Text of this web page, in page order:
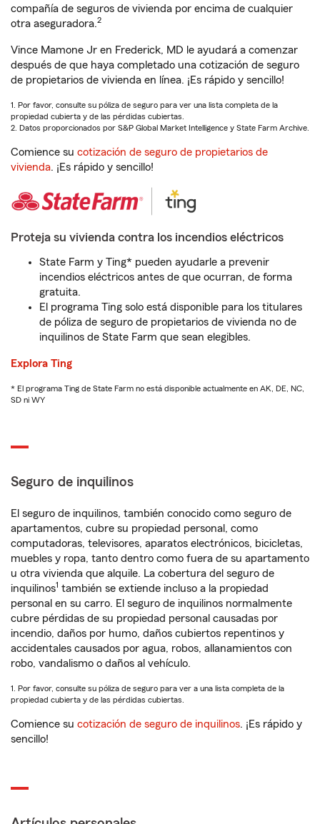
compañía de seguros de vivienda por encima de cualquier
otra aseguradora.2
Vince Mamone Jr en Frederick, MD le ayudará a comenzar
después de que haya completado una cotización de seguro
de propietarios de vivienda en línea. ¡Es rápido y sencillo!
1. Por favor, consulte su póliza de seguro para ver una lista completa de la
propiedad cubierta y de las pérdidas cubiertas.
2. Datos proporcionados por S&P Global Market Intelligence y State Farm Archive.
Comience su cotización de seguro de propietarios de
vivienda. ¡Es rápido y sencillo!
Proteja su vivienda contra los incendios eléctricos
State Farm y Ting* pueden ayudarle a prevenir
incendios eléctricos antes de que ocurran, de forma
gratuita.
El programa Ting solo está disponible para los titulares
de póliza de seguro de propietarios de vivienda no de
inquilinos de State Farm que sean elegibles.
Explora Ting
* El programa Ting de State Farm no está disponible actualmente en AK, DE, NC,
SD ni WY
Seguro de inquilinos
El seguro de inquilinos, también conocido como seguro de
apartamentos, cubre su propiedad personal, como
computadoras, televisores, aparatos electrónicos, bicicletas,
muebles y ropa, tanto dentro como fuera de su apartamento
u otra vivienda que alquile. La cobertura del seguro de
inquilinos1 también se extiende incluso a la propiedad
personal en su carro. El seguro de inquilinos normalmente
cubre pérdidas de su propiedad personal causadas por
incendio, daños por humo, daños cubiertos repentinos y
accidentales causados por agua, robos, allanamientos con
robo, vandalismo o daños al vehículo.
1. Por favor, consulte su póliza de seguro para ver a una lista completa de la
propiedad cubierta y de las pérdidas cubiertas.
Comience su cotización de seguro de inquilinos. ¡Es rápido y
sencillo!